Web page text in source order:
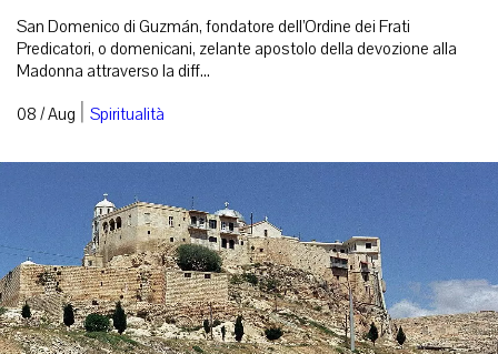
San Domenico di Guzmán, fondatore dell’Ordine dei Frati
Predicatori, o domenicani, zelante apostolo della devozione alla
Madonna attraverso la diff...
08 / Aug | Spiritualità